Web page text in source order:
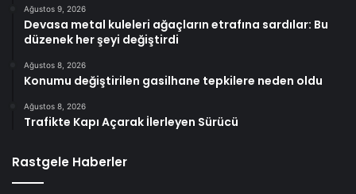
Ağustos 9, 2026
Devasa metal kuleleri ağaçların etrafına sardılar: Bu
düzenek her şeyi değiştirdi
Ağustos 8, 2026
Konumu değiştirilen gasilhane tepkilere neden oldu
Ağustos 8, 2026
Trafikte Kapı Açarak İlerleyen Sürücü
Rastgele Haberler